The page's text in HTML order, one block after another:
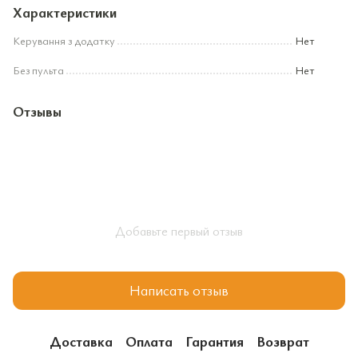
Характеристики
Керування з додатку
Нет
Без пульта
Нет
Отзывы
Добавьте первый отзыв
Написать отзыв
Доставка Оплата Гарантия Возврат